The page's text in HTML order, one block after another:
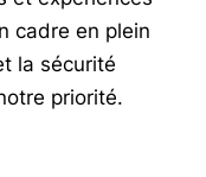
cadre en plein
la sécurité
priorité.